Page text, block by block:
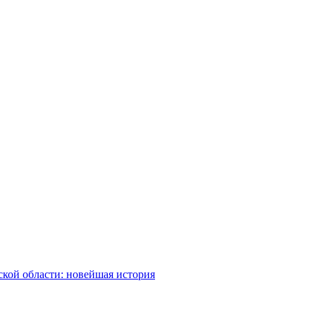
области: новейшая история